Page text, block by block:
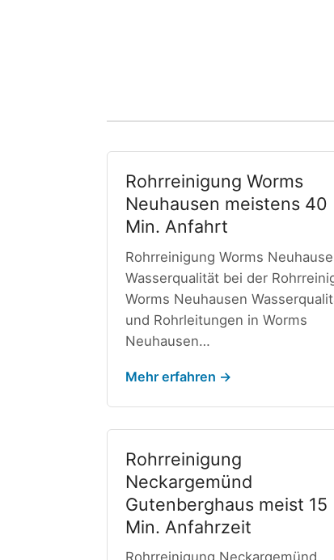
Rohrreinigung Worms
Neuhausen meistens 40
Min. Anfahrt
Rohrreinigung Worms
Wasserqualität bei der
Worms Neuhausen
und Rohrleitungen in Worms
Neuhausen…
Mehr erfahren →
Rohrreinigung
Neckargemünd
Gutenberghaus meist 15
Min. Anfahrzeit